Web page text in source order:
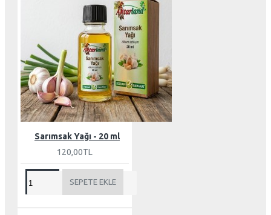
Sarımsak Yağı - 20 ml
120,00TL
SEPETE EKLE